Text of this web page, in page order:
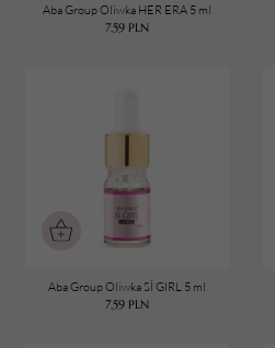
Aba Group Oliwka HER ERA 5 ml
7,59 PLN
Aba Group Oliwka SÌ GIRL 5 ml
7,59 PLN